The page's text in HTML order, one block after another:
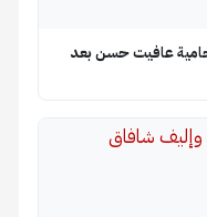
عافيت حسن بعد